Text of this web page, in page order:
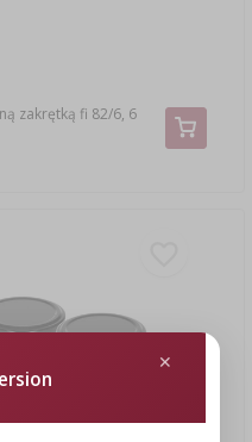
zakrętką fi 82/6, 6